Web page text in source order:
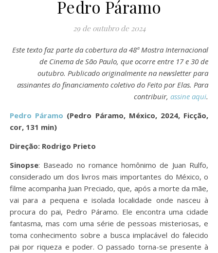
Pedro Páramo
29 de outubro de 2024
Este texto faz parte da cobertura da 48ª Mostra Internacional
de Cinema de São Paulo, que ocorre entre 17 e 30 de
outubro. Publicado originalmente na newsletter para
assinantes do financiamento coletivo do Feito por Elas. Para
contribuir, assine aqui.
Pedro Páramo (Pedro Páramo, México, 2024, Ficção,
cor, 131 min)
Direção: Rodrigo Prieto
Sinopse: Baseado no romance homônimo de Juan Rulfo,
considerado um dos livros mais importantes do México, o
filme acompanha Juan Preciado, que, após a morte da mãe,
vai para a pequena e isolada localidade onde nasceu à
procura do pai, Pedro Páramo. Ele encontra uma cidade
fantasma, mas com uma série de pessoas misteriosas, e
toma conhecimento sobre a busca implacável do falecido
pai por riqueza e poder. O passado torna-se presente à